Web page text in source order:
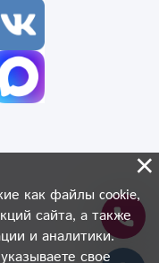
как файлы cookie,
сайта, а также
и аналитики.
свое
×